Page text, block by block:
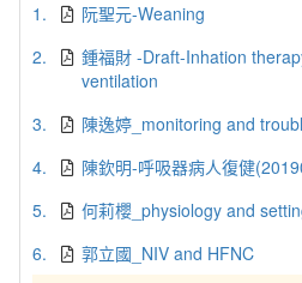
1.
阮聖元-Weaning
2.
鍾福財 -Draft-Inhation
ventilation
3.
陳逸婷_monitoring and
4.
陳欽明-呼吸器病人復健
5.
何莉櫻_physiology and
6.
郭立國_NIV and HFNC